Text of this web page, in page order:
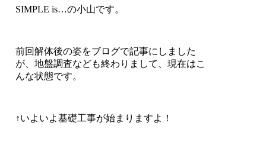
SIMPLE is…の小山です。
前回解体後の姿をブログで記事にしました
が、地盤調査なども終わりまして、現在はこ
んな状態です。
↑いよいよ基礎工事が始まりますよ！